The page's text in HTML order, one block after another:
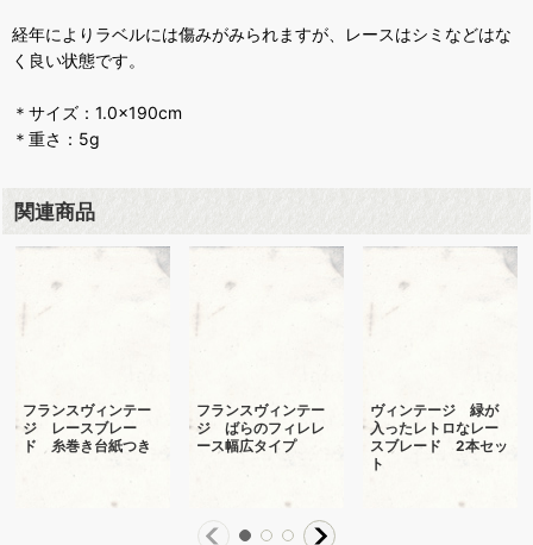
経年によりラベルには傷みがみられますが、レースはシミなどはな
く良い状態です。
＊サイズ：1.0×190cm
＊重さ：5g
関連商品
フランスヴィンテー
ジ レースブレー
ド 糸巻き台紙つき
フランスヴィンテー
ジ ばらのフィレレ
ース幅広タイプ
ヴィンテージ 緑が
入ったレトロなレー
スブレード 2本セッ
ト